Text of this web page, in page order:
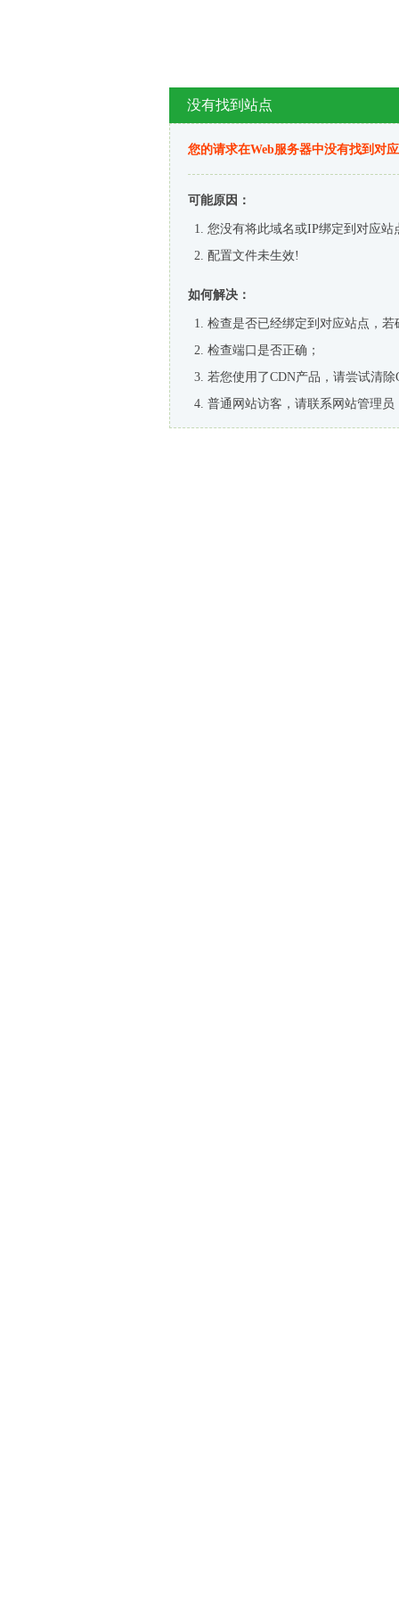
没有找到站点
您的请求在Web服务器中没有找到对
可能原因：
您没有将此域名或IP绑定到对应站
配置文件未生效!
如何解决：
检查是否已经绑定到对应站点，
检查端口是否正确；
若您使用了CDN产品，请尝试清除
普通网站访客，请联系网站管理员